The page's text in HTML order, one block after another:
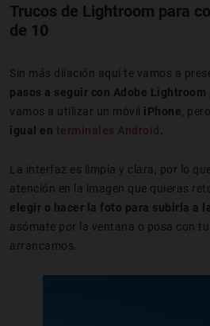
Trucos de Lightroom para
de 10
Sin más dilación aquí te vamos a
pasos a seguir con Adobe Lightroom
vamos a utilizar un móvil iPhone , pero
igual en terminales Android .
La interfaz es limpia y clara, por lo
atención en la imagen que quieras
elegir o hacer la foto para subirla a
asómate por la ventana o posa con
arrancamos.